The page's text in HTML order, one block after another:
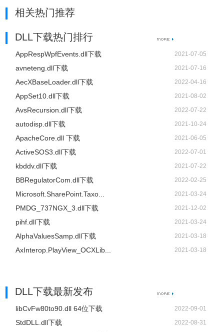
相关热门推荐
DLL下载热门排行
AppRespWpfEvents.dll下载 2021-07-05
avneteng.dll下载 2021-07-16
AecXBaseLoader.dll下载 2022-04-16
AppSet10.dll下载 2021-08-02
AvsRecursion.dll下载 2022-07-22
autodisp.dll下载 2021-10-24
ApacheCore.dll 下载 2021-06-05
ActiveSOS3.dll下载 2022-07-01
kbddv.dll下载 2021-07-22
BBRegulatorCom.dll下载 2022-02-25
Microsoft.SharePoint.Taxo... 2021-03-24
PMDG_737NGX_3.dll下载 2021-12-02
pihf.dll下载 2021-03-24
AlphaValuesSamp.dll下载 2021-03-18
AxInterop.PlayView_OCXLib... 2021-03-18
DLL下载最新发布
libCvFw80to90.dll 64位下载 2022-09-01
StdDLL.dll下载 2022-08-31